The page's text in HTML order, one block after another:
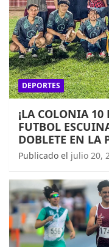
DEPORTES
¡LA COLONIA 10
FUTBOL
DOBLETE EN LA
Publicado el julio 20,